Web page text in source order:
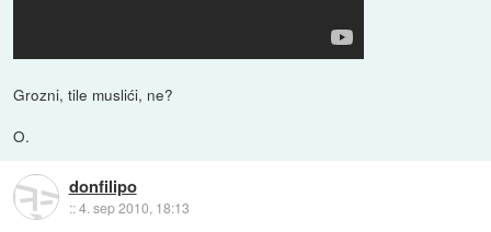
Grozni, tile muslići, ne?
O.
donfilipo
::4. sep 2010, 18:13